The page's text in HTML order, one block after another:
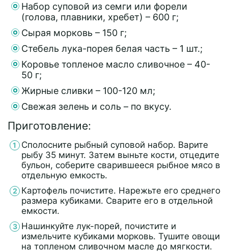
Набор суповой из семги или форели
(голова, плавники, хребет) – 600 г;
Сырая морковь – 150 г;
Стебель лука-порея белая часть – 1 шт.;
Коровье топленое масло сливочное – 40-
50 г;
Жирные сливки – 100-120 мл;
Свежая зелень и соль – по вкусу.
Приготовление:
Сполосните рыбный суповой набор. Варите
рыбу 35 минут. Затем выньте кости, отцедите
бульон, соберите сварившееся рыбное мясо в
отдельную емкость.
Картофель почистите. Нарежьте его среднего
размера кубиками. Сварите его в отдельной
емкости.
Нашинкуйте лук-порей, почистите и
измельчите кубиками морковь. Тушите овощи
на топленом сливочном масле до мягкости.